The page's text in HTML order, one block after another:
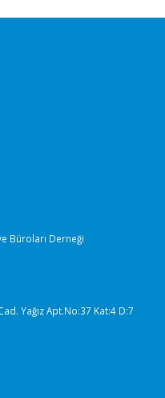
Büroları Derneği
Yağız Apt.No:37 Kat:4 D:7